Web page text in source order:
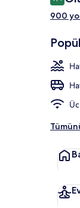
900